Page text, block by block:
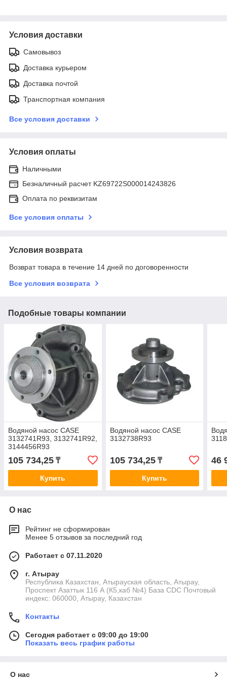
Условия доставки
Самовывоз
Доставка курьером
Доставка почтой
Транспортная компания
Все условия доставки
Условия оплаты
Наличными
Безналичный расчет KZ69722S000014243826
Оплата по реквизитам
Все условия оплаты
Условия возврата
Возврат товара в течение 14 дней по договоренности
Все условия возврата
Подобные товары компании
Водяной насос CASE
3132741R93, 3132741R92,
3144456R93
105 734,25 ₸
Купить
Водяной насос CASE
3132738R93
105 734,25₸
Купить
46
О нас
Рейтинг не сформирован
Менее 5 отзывов за последний год
Работает с 07.11.2020
г. Атырау
Республика Казахстан, Атырауская область, Атырау,
Проспект Азаттык 116 А (К5,каб №4) База CDC Почтовый
индекс: 060000, Атырау, Казахстан
Контакты
Сегодня работает с 09:00 до 19:00
Показать весь график работы
О нас